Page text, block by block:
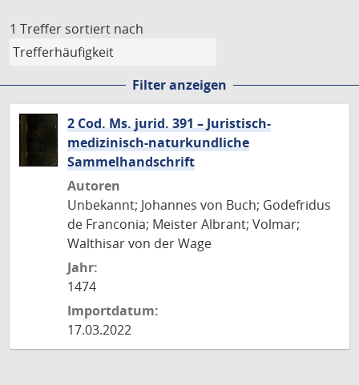
1 Treffer sortiert nach
Filter anzeigen
2 Cod. Ms. jurid. 391 – Juristisch-
medizinisch-naturkundliche
Sammelhandschrift
Autoren
Unbekannt; Johannes von Buch; Godefridus
de Franconia; Meister Albrant; Volmar;
Walthisar von der Wage
Jahr:
1474
Importdatum:
17.03.2022